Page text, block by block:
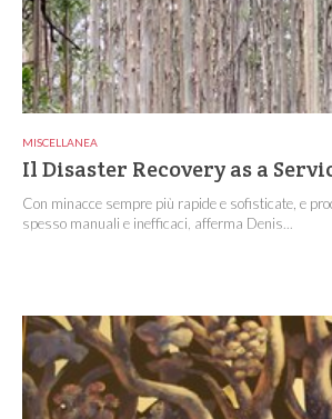
MISCELLANEA
Il Disaster Recovery as a
Con minacce sempre più rapide e sofisticate, e
spesso manuali e inefficaci, afferma Denis...